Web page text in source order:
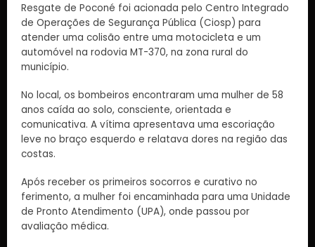
Resgate de Poconé foi acionada pelo Centro Integrado
de Operações de Segurança Pública (Ciosp) para
atender uma colisão entre uma motocicleta e um
automóvel na rodovia MT-370, na zona rural do
município.
No local, os bombeiros encontraram uma mulher de 58
anos caída ao solo, consciente, orientada e
comunicativa. A vítima apresentava uma escoriação
leve no braço esquerdo e relatava dores na região das
costas.
Após receber os primeiros socorros e curativo no
ferimento, a mulher foi encaminhada para uma Unidade
de Pronto Atendimento (UPA), onde passou por
avaliação médica.